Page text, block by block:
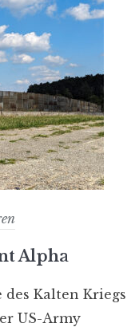
Alpha
Kalten Kriegs
US-Army